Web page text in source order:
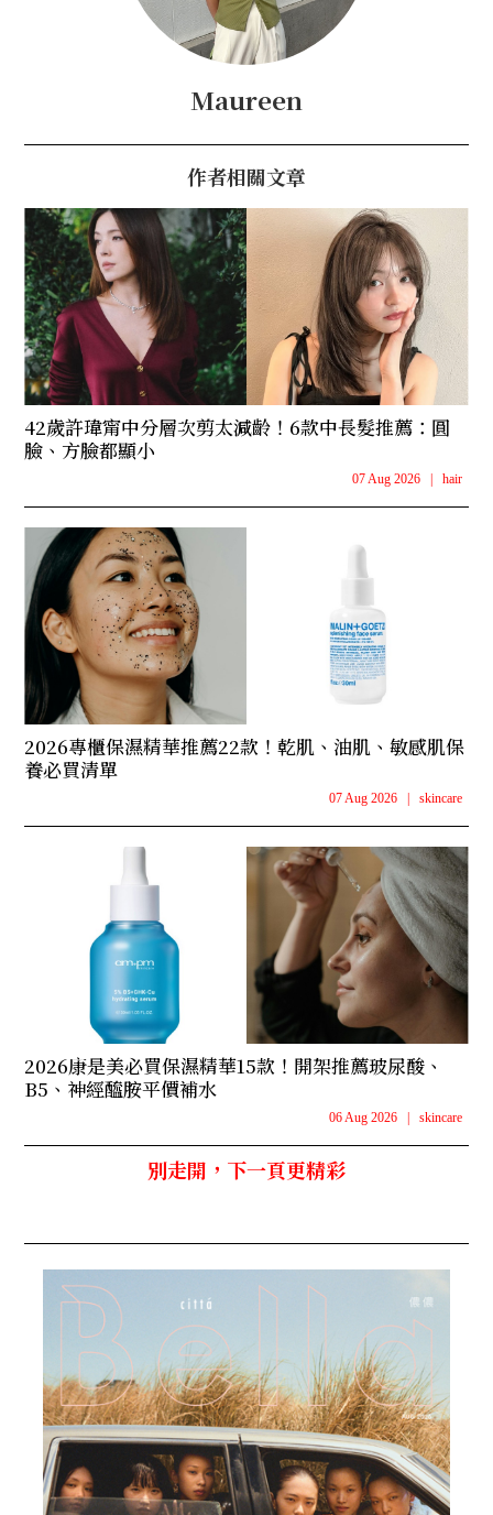
Maureen
作者相關文章
42歲許瑋甯中分層次剪太減齡！6款中長髮推薦：圓
臉、方臉都顯小
07 Aug 2026 | hair
2026專櫃保濕精華推薦22款！乾肌、油肌、敏感肌保
養必買清單
07 Aug 2026 | skincare
2026康是美必買保濕精華15款！開架推薦玻尿酸、
B5、神經醯胺平價補水
06 Aug 2026 | skincare
別走開，下一頁更精彩